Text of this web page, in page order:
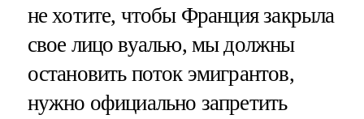
не хотите, чтобы Франция закрыла
свое лицо вуалью, мы должны
остановить поток эмигрантов,
нужно официально запретить